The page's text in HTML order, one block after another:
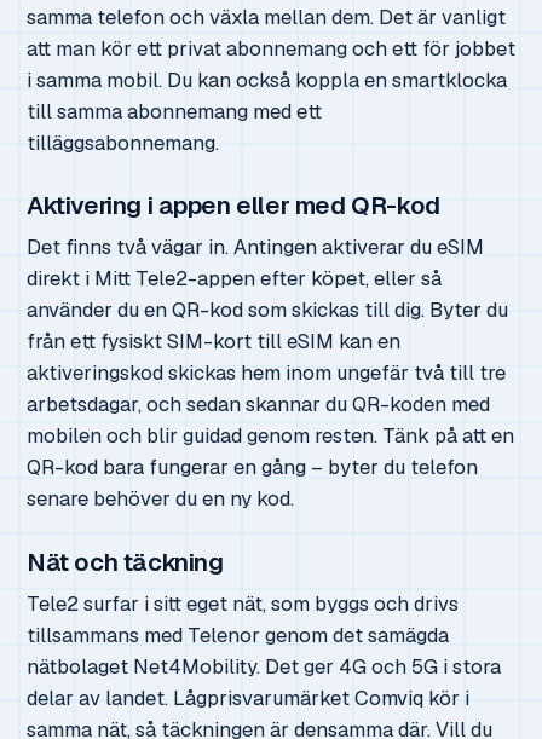
samma telefon och växla mellan dem. Det är vanligt
att man kör ett privat abonnemang och ett för jobbet
i samma mobil. Du kan också koppla en smartklocka
till samma abonnemang med ett
tilläggsabonnemang.
Aktivering i appen eller med QR-kod
Det finns två vägar in. Antingen aktiverar du eSIM
direkt i Mitt Tele2-appen efter köpet, eller så
använder du en QR-kod som skickas till dig. Byter du
från ett fysiskt SIM-kort till eSIM kan en
aktiveringskod skickas hem inom ungefär två till tre
arbetsdagar, och sedan skannar du QR-koden med
mobilen och blir guidad genom resten. Tänk på att en
QR-kod bara fungerar en gång – byter du telefon
senare behöver du en ny kod.
Nät och täckning
Tele2 surfar i sitt eget nät, som byggs och drivs
tillsammans med Telenor genom det samägda
nätbolaget Net4Mobility. Det ger 4G och 5G i stora
delar av landet. Lågprisvarumärket Comviq kör i
samma nät, så täckningen är densamma där. Vill du